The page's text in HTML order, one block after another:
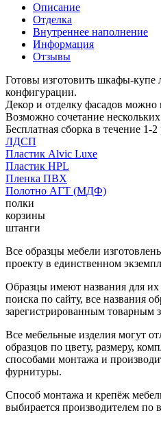
Описание
Отделка
Внутреннее наполнение
Информация
Отзывы
Готовы изготовить шкафы-купе
конфигурации.
Декор и отделку фасадов
Возможно сочетание
Бесплатная сборка в течение 1-
ЛДСП
Пластик Alvic Luxe
Пластик HPL
Пленка ПВХ
Полотно АГТ (МДФ)
полки
корзины
штанги
Все образцы мебели
проекту в единственном
Образцы имеют названия для их
поиска по сайту, все названия
зарегистрированным товарным
Все мебельные изделия могут
образцов по цвету, размеру,
способами монтажа и
фурнитуры.
Способ монтажа и крепёж
выбирается производителем по